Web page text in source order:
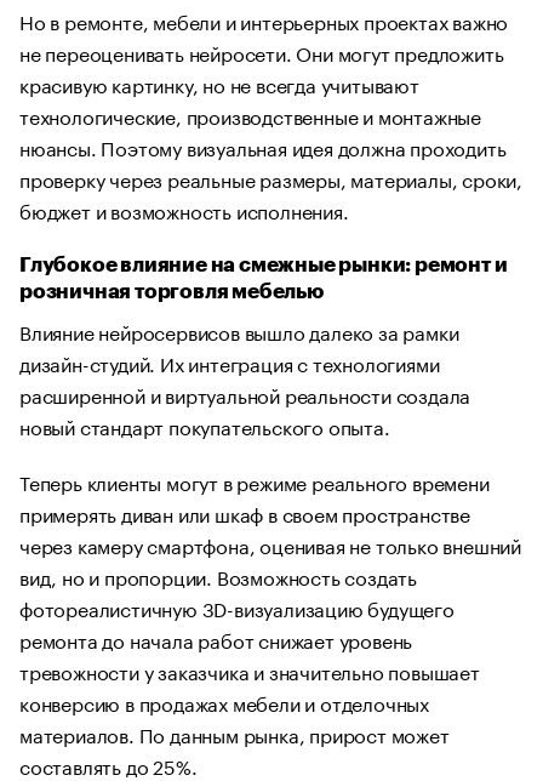
Но в ремонте, мебели и интерьерных проектах важно
не переоценивать нейросети. Они могут предложить
красивую картинку, но не всегда учитывают
технологические, производственные и монтажные
нюансы. Поэтому визуальная идея должна проходить
проверку через реальные размеры, материалы, сроки,
бюджет и возможность исполнения.
Глубокое влияние на смежные рынки: ремонт и
розничная торговля мебелью
Влияние нейросервисов вышло далеко за рамки
дизайн-студий. Их интеграция с технологиями
расширенной и виртуальной реальности создала
новый стандарт покупательского опыта.
Теперь клиенты могут в режиме реального времени
примерять диван или шкаф в своем пространстве
через камеру смартфона, оценивая не только внешний
вид, но и пропорции. Возможность создать
фотореалистичную 3D-визуализацию будущего
ремонта до начала работ снижает уровень
тревожности у заказчика и значительно повышает
конверсию в продажах мебели и отделочных
материалов. По данным рынка, прирост может
составлять до 25%.